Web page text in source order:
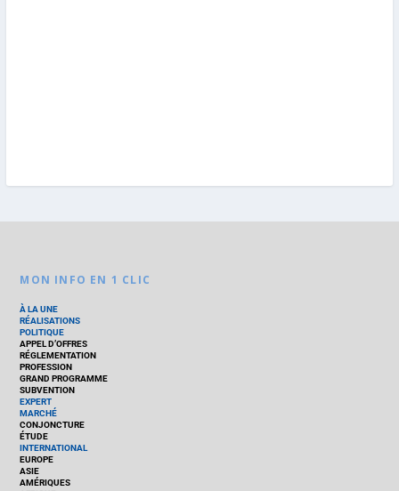
MON INFO EN 1 CLIC
À LA UNE
RÉALISATIONS
POLITIQUE
APPEL D’OFFRES
RÉGLEMENTATION
PROFESSION
GRAND PROGRAMME
SUBVENTION
EXPERT
MARCHÉ
CONJONCTURE
ÉTUDE
INTERNATIONAL
EUROPE
ASIE
AMÉRIQUES